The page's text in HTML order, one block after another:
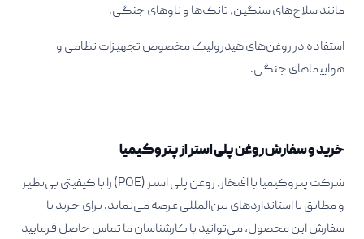
مانند سلاح‌های سنگین، تانک‌ها و ناوهای جنگی.​
استفاده در روغن‌های هیدرولیک مخصوص تجهیزات نظامی و
هواپیماهای جنگی.​
خرید و سفارش روغن پلی استر از پتروکیمیا
شرکت پتروکیمیا با افتخار، روغن پلی استر (POE) را با کیفیتی بی‌نظیر
و مطابق با استانداردهای بین‌المللی عرضه می‌نماید. برای خرید یا
سفارش این محصول، می‌توانید با کارشناسان ما تماس حاصل فرمایید